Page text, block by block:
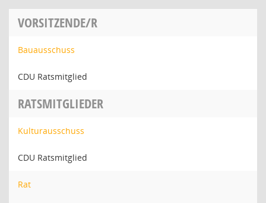
VORSITZENDE/R
Bauausschuss
CDU Ratsmitglied
RATSMITGLIEDER
Kulturausschuss
CDU Ratsmitglied
Rat